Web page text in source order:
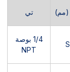
تي
1/4 بوصة
NPT